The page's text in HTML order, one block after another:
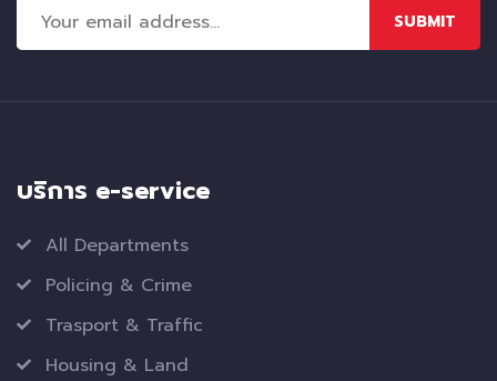
SUBMIT
บริการ e-service
All Departments
Policing & Crime
Trasport & Traffic
Housing & Land